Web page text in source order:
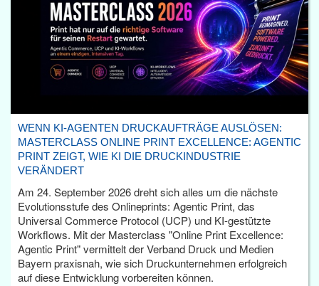
WENN KI-AGENTEN DRUCKAUFTRÄGE AUSLÖSEN:
MASTERCLASS ONLINE PRINT EXCELLENCE: AGENTIC
PRINT ZEIGT, WIE KI DIE DRUCKINDUSTRIE
VERÄNDERT
Am 24. September 2026 dreht sich alles um die nächste
Evolutionsstufe des Onlineprints: Agentic Print, das
Universal Commerce Protocol (UCP) und KI-gestützte
Workflows. Mit der Masterclass "Online Print Excellence:
Agentic Print" vermittelt der Verband Druck und Medien
Bayern praxisnah, wie sich Druckunternehmen erfolgreich
auf diese Entwicklung vorbereiten können.